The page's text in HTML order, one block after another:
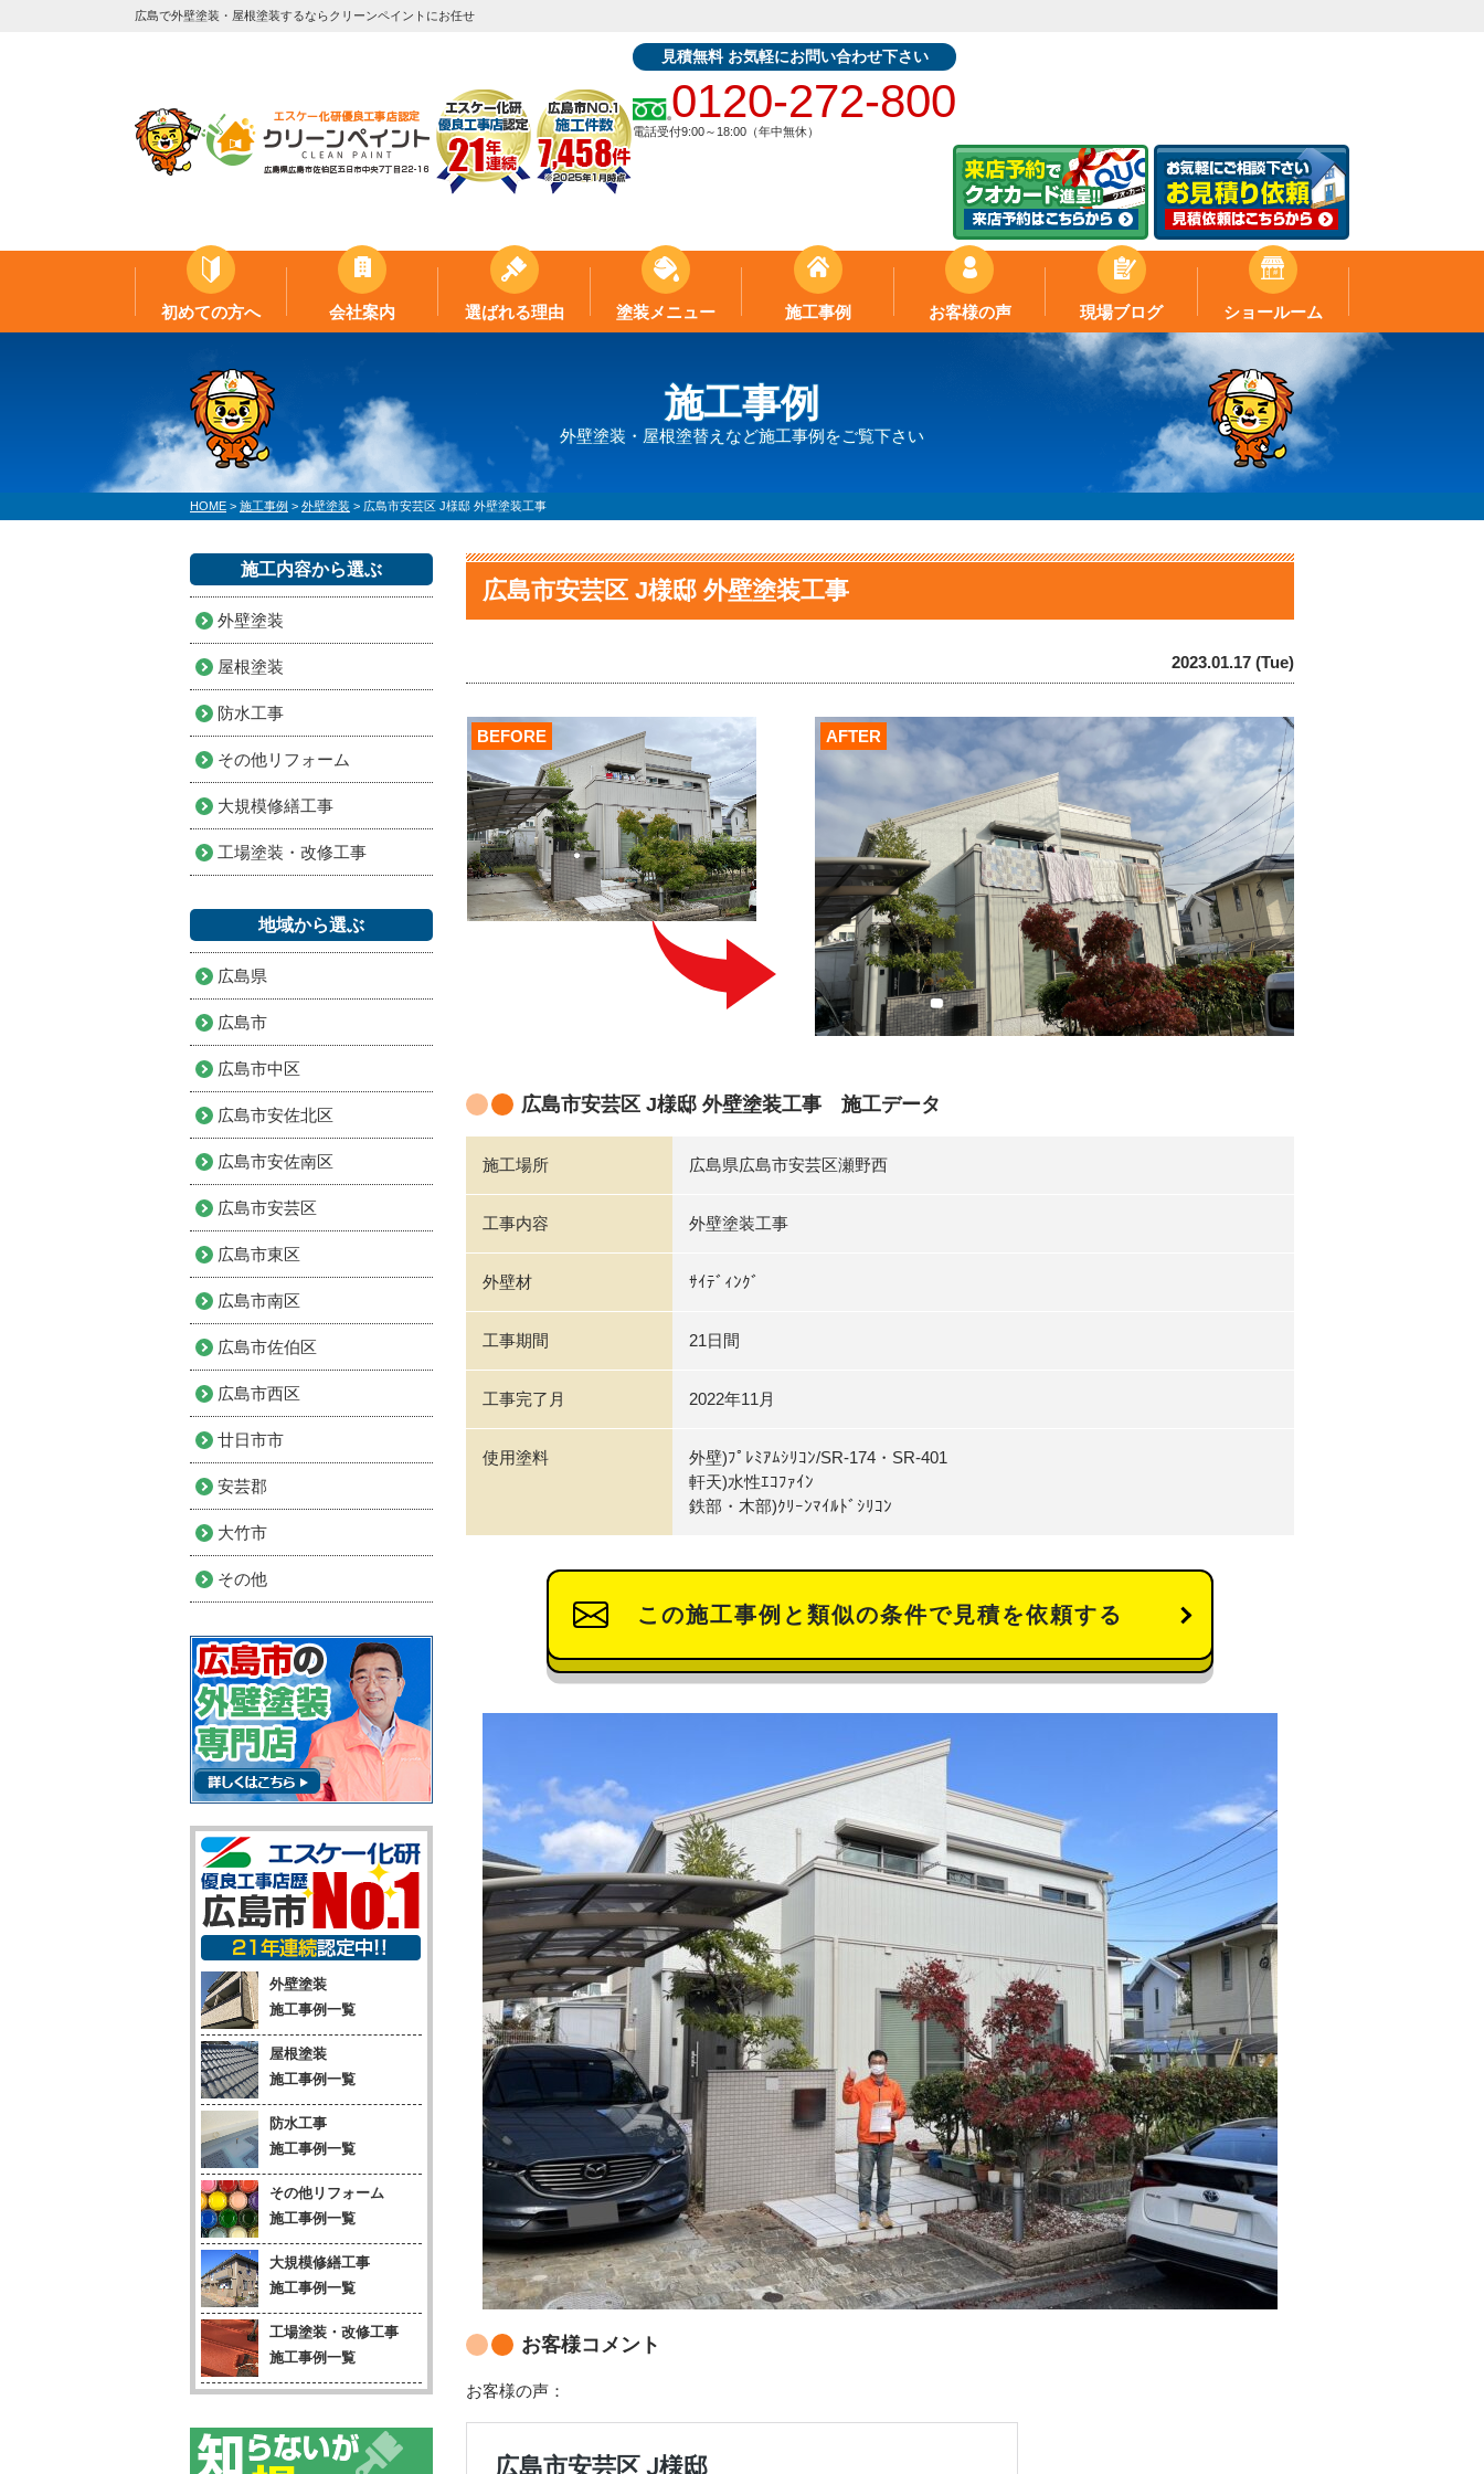
広島で外壁塗装・屋根塗装するならクリーンペイントにお任せ
見積無料 お気軽にお問い合わせ下さい
0120-272-800
電話受付9:00～18:00（年中無休）
初めての方へ 会社案内 選ばれる理由 塗装メニュー 施工事例 お客様の声 現場ブログ ショールーム
施工事例
外壁塗装・屋根塗替えなど施工事例をご覧下さい
HOME > 施工事例 > 外壁塗装 > 広島市安芸区 J様邸 外壁塗装工事
広島市安芸区 J様邸 外壁塗装工事
2023.01.17 (Tue)
AFTER
BEFORE
広島市安芸区 J様邸 外壁塗装工事 施工データ
施工場所 広島県広島市安芸区瀬野西
工事内容 外壁塗装工事
外壁材 ｻｲﾃﾞｨﾝｸﾞ
工事期間 21日間
工事完了月 2022年11月
使用塗料
外壁)ﾌﾟﾚﾐｱﾑｼﾘｺﾝ/SR-174・SR-401
軒天)水性ｴｺﾌｧｲﾝ
鉄部・木部)ｸﾘｰﾝﾏｲﾙﾄﾞｼﾘｺﾝ
この施工事例と類似の条件で見積を依頼する
お客様コメント
お客様の声：
施工内容から選ぶ
外壁塗装
屋根塗装
防水工事
その他リフォーム
大規模修繕工事
工場塗装・改修工事
地域から選ぶ
広島県
広島市
広島市中区
広島市安佐北区
広島市安佐南区
広島市安芸区
広島市東区
広島市南区
広島市佐伯区
広島市西区
廿日市市
安芸郡
大竹市
その他
外壁塗装
施工事例一覧
屋根塗装
施工事例一覧
防水工事
施工事例一覧
その他リフォーム
施工事例一覧
大規模修繕工事
施工事例一覧
工場塗装・改修工事
施工事例一覧